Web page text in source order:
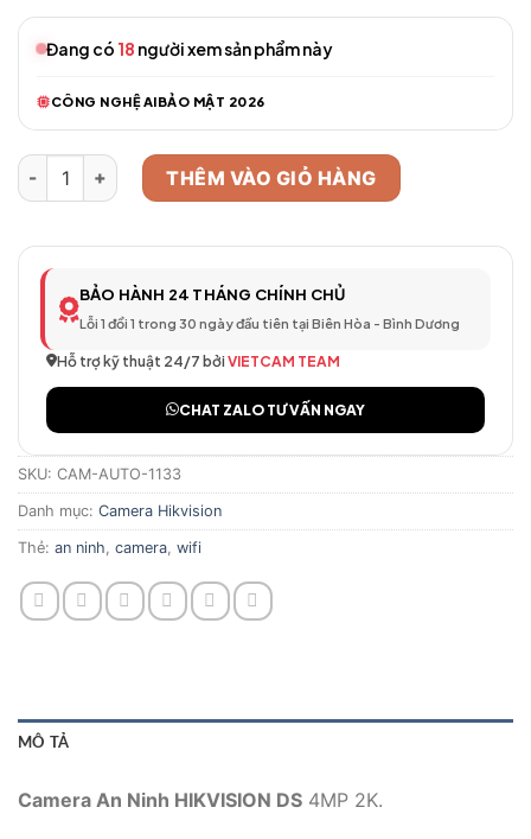
2.263.819 ₫. là:
Đang có 18 người xem sản phẩm này
CÔNG NGHỆ AIBẢO MẬT 2026
Camera WiFi Thông Minh Model 134 – Full HD số lượng
THÊM VÀO GIỎ HÀNG
BẢO HÀNH 24 THÁNG CHÍNH CHỦ
Lỗi 1 đổi 1 trong 30 ngày đầu tiên tại Biên Hòa - Bình Dương
Hỗ trợ kỹ thuật 24/7 bởi VIETCAM TEAM
CHAT ZALO TƯ VẤN NGAY
SKU: CAM-AUTO-1133
Danh mục: Camera Hikvision
Thẻ: an ninh camera wifi
MÔ TẢ
Camera An Ninh HIKVISION DS 4MP 2K.